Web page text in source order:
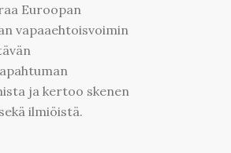
Euroopan
vapaaehtoisvoimin
ja kertoo skenen
ilmiöistä.